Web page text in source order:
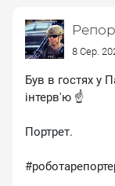
8 Сер.
Був в гостях у
інтерв'ю ☝️
Портрет.